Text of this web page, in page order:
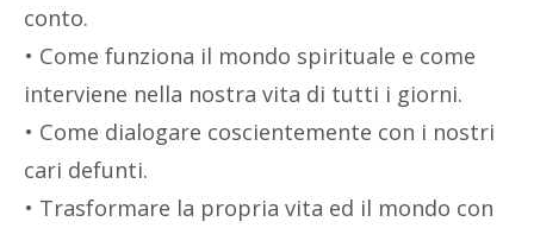
conto.
• Come funziona il mondo spirituale e come
interviene nella nostra vita di tutti i giorni.
• Come dialogare coscientemente con i nostri
cari defunti.
• Trasformare la propria vita ed il mondo con